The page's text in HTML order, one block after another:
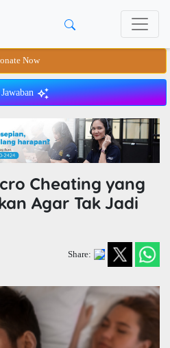
Now
Cheating yang
Agar Tak Jadi
Share: